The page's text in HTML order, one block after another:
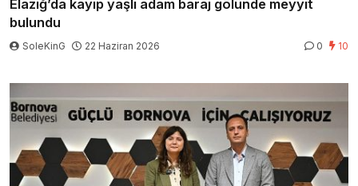
Elazığ’da kayıp yaşlı adam baraj gölünde meyyit
bulundu
SoleKinG 22 Haziran 2026 0 10